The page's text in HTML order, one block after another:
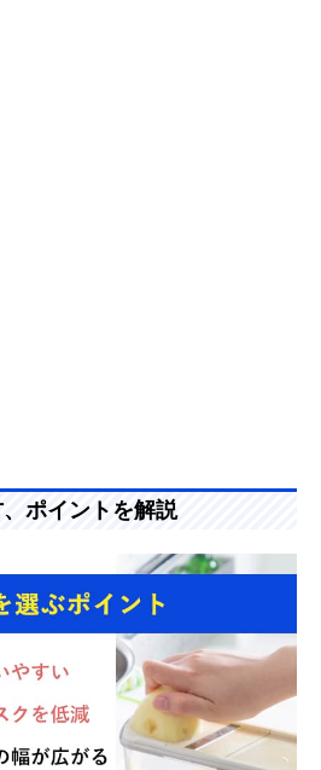
ポイントを解説